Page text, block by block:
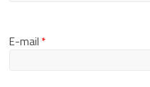
E-mail *